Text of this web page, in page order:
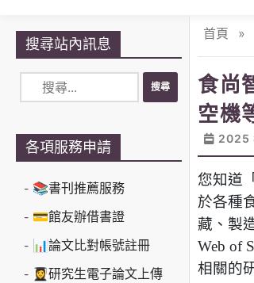
搜尋站內訊息
各項服務申請
📚書刊推薦服務
💳館友辦借書證
📊論文比對帳號註冊
👩‍🎓研究生電子論文上傳
首頁 »
食尚
空機
2025
您知道
於各種
藏、製
Web of
相關的